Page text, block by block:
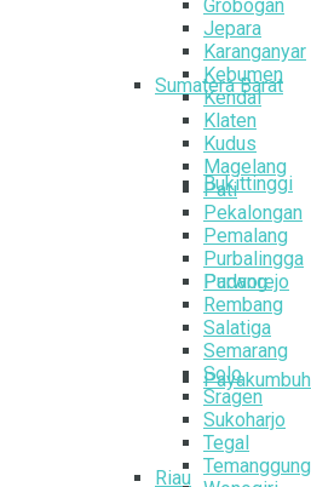
Sumatera Barat
Bukittinggi
Padang
Payakumbuh
Riau
Grobogan
Jepara
Karanganyar
Kebumen
Kendal
Klaten
Kudus
Magelang
Pati
Pekalongan
Pemalang
Purbalingga
Purworejo
Rembang
Salatiga
Semarang
Solo
Sragen
Sukoharjo
Tegal
Temanggung